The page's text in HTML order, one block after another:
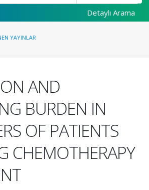
Detaylı Arama
YAYINLAR
AND
BURDEN IN
OF PATIENTS
CHEMOTHERAPY